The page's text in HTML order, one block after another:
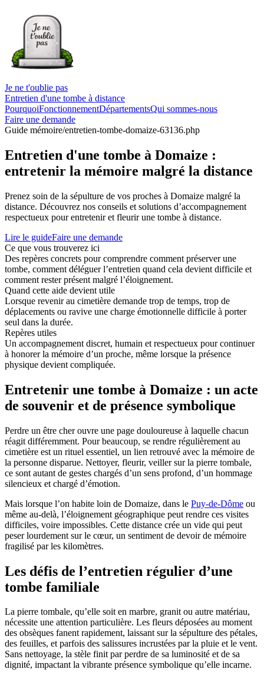
Je ne t'oublie pas
Entretien d'une tombe à distance
PourquoiFonctionnementDépartementsQui sommes-nous
Faire une demande
Guide mémoire/entretien-tombe-domaize-63136.php
Entretien d'une tombe à Domaize :
entretenir la mémoire malgré la distance
Prenez soin de la sépulture de vos proches à Domaize malgré la
distance. Découvrez nos conseils et solutions d’accompagnement
respectueux pour entretenir et fleurir une tombe à distance.
Lire le guideFaire une demande
Ce que vous trouverez ici
Des repères concrets pour comprendre comment préserver une
tombe, comment déléguer l’entretien quand cela devient difficile et
comment rester présent malgré l’éloignement.
Quand cette aide devient utile
Lorsque revenir au cimetière demande trop de temps, trop de
déplacements ou ravive une charge émotionnelle difficile à porter
seul dans la durée.
Repères utiles
Un accompagnement discret, humain et respectueux pour continuer
à honorer la mémoire d’un proche, même lorsque la présence
physique devient compliquée.
Entretenir une tombe à Domaize : un acte
de souvenir et de présence symbolique
Perdre un être cher ouvre une page douloureuse à laquelle chacun
réagit différemment. Pour beaucoup, se rendre régulièrement au
cimetière est un rituel essentiel, un lien retrouvé avec la mémoire de
la personne disparue. Nettoyer, fleurir, veiller sur la pierre tombale,
ce sont autant de gestes chargés d’un sens profond, d’un hommage
silencieux et chargé d’émotion.
Mais lorsque l’on habite loin de Domaize, dans le Puy-de-Dôme ou
même au-delà, l’éloignement géographique peut rendre ces visites
difficiles, voire impossibles. Cette distance crée un vide qui peut
peser lourdement sur le cœur, un sentiment de devoir de mémoire
fragilisé par les kilomètres.
Les défis de l’entretien régulier d’une
tombe familiale
La pierre tombale, qu’elle soit en marbre, granit ou autre matériau,
nécessite une attention particulière. Les fleurs déposées au moment
des obsèques fanent rapidement, laissant sur la sépulture des pétales,
des feuilles, et parfois des salissures incrustées par la pluie et le vent.
Sans nettoyage, la stèle finit par perdre de sa luminosité et de sa
dignité, impactant la vibrante présence symbolique qu’elle incarne.